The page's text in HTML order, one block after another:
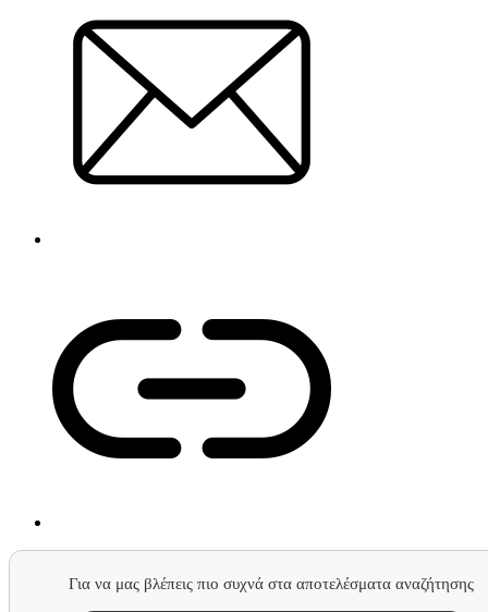
Για να μας βλέπεις πιο συχνά στα αποτελέσματα αναζήτησης